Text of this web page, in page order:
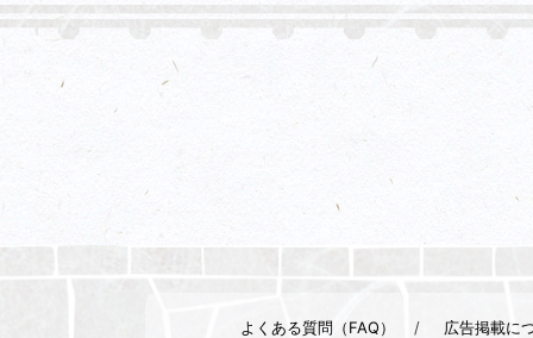
よくある質問（FAQ） 広告掲載に